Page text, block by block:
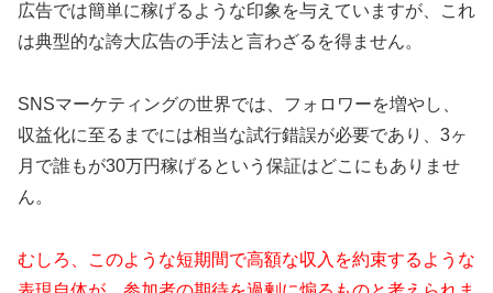
広告では簡単に稼げるような印象を与えていますが、これ
は典型的な誇大広告の手法と言わざるを得ません。
SNSマーケティングの世界では、フォロワーを増やし、
収益化に至るまでには相当な試行錯誤が必要であり、3ヶ
月で誰もが30万円稼げるという保証はどこにもありませ
ん。
むしろ、このような短期間で高額な収入を約束するような